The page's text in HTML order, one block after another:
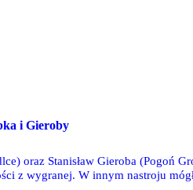
i Gieroby
oraz Stanisław Gieroba (Pogoń
z wygranej. W innym nastroju